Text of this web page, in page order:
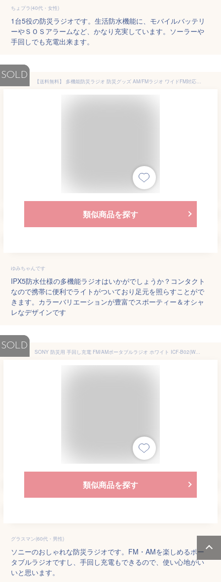
ちょプラ(40代・女性)
1台5役の防災ラジオです。生活防水機能に、モバイルバッテリ
ーやＳＯＳアラームなど、かなり充実しています。ソーラーや
手回しでも充電出来ます。
SOLD
【送料無料】 多機能防災ラジオ 防災グッズ AM/FMラジオ ワイドFM対応 懐中電灯 LEDライト スマホ充電 SOS IPX5防水 USB充電 5000mAh ソーラー充電 手回し充電 コンパクト 災害 アウトドア用品 地震 津波 台風 日本語説明書
類似商品を探す
ゆみちゃんです
IPX5防水仕様の多機能ラジオはいかがでしょうか？コンタクト
なので携帯に便利でライトがついており足元を照らすことがで
きます。カラーバリエーションが豊富でスポーティー＆オシャ
レなデザインです
SOLD
SONY 防災用 手回し充電 FM/AMポータブルラジオ ホワイト ICF-B02(W)[cb]
類似商品を探す
グラスマン(60代・男性)
ソニーのおしゃれな防災ラジオです。FM・AMを楽しめるポー
タブルラジオですし、手回し充電もできるので、使い心地がい
いと思います。